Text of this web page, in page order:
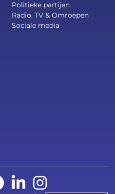
Politieke partijen
Radio, TV & Omroepen
Sociale media